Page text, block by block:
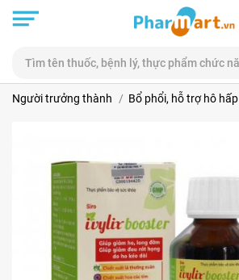
Người trưởng thành Bổ phổi, hỗ trợ hô hấp